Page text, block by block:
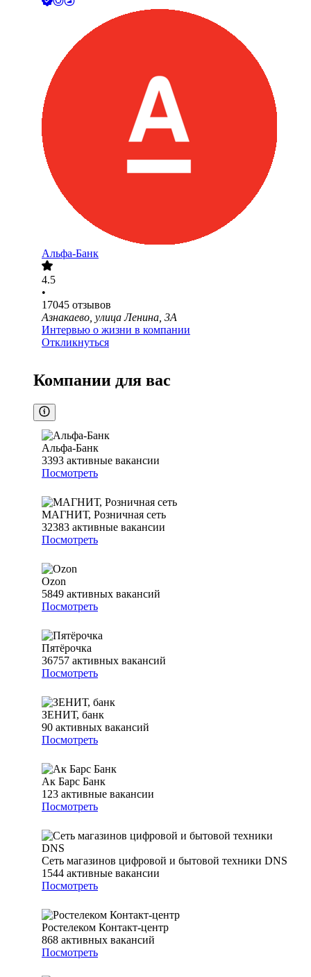
Альфа-Банк
4.5
•
17045 отзывов
Азнакаево, улица Ленина, 3А
Интервью о жизни в компании
Откликнуться
Компании для вас
Альфа-Банк
3393 активные вакансии
Посмотреть
МАГНИТ, Розничная сеть
32383 активные вакансии
Посмотреть
Ozon
5849 активных вакансий
Посмотреть
Пятёрочка
36757 активных вакансий
Посмотреть
ЗЕНИТ, банк
90 активных вакансий
Посмотреть
Ак Барс Банк
123 активные вакансии
Посмотреть
Сеть магазинов цифровой и бытовой техники DNS
1544 активные вакансии
Посмотреть
Ростелеком Контакт-центр
868 активных вакансий
Посмотреть